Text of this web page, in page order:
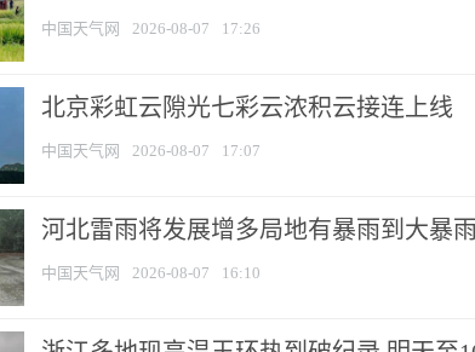
中国天气网 2026-08-07 17:26
北京彩虹云隙光七彩云浓积云接连上线
中国天气网 2026-08-07 17:07
河北雷雨将发展增多局地有暴雨到大暴
中国天气网 2026-08-07 16:10